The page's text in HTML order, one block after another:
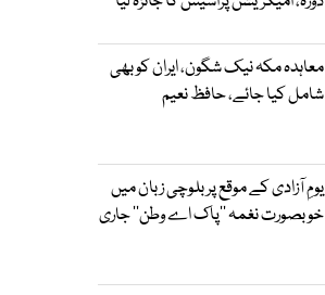
معاہدہ مکہ نیک شگون، ایران کو بھی
شامل کیا جائے، حافظ نعیم
یومِ آزادی کے موقع پر بلوچی زبان میں
خوبصورت نغمہ ’’پاک اے وطن‘‘ جاری